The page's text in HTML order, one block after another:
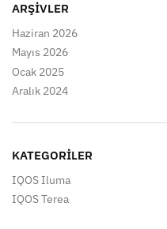
ARŞIVLER
Haziran 2026
Mayıs 2026
Ocak 2025
Aralık 2024
KATEGORILER
IQOS Iluma
IQOS Terea